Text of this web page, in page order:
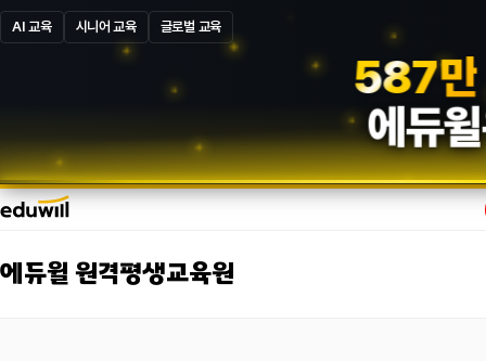
AI 교육 시니어 교육 글로벌 교육
587만
에듀윌
에듀윌 원격평생교육원